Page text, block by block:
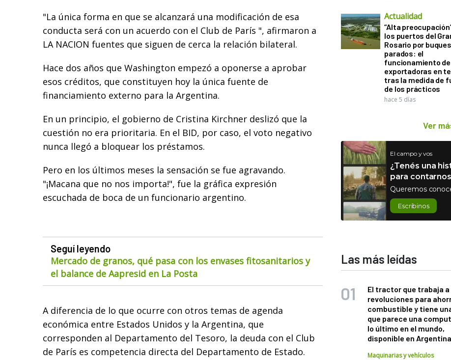
"La única forma en que se alcanzará una modificación de esa
conducta será con un acuerdo con el Club de París ", afirmaron a
LA NACION fuentes que siguen de cerca la relación bilateral.
Hace dos años que Washington empezó a oponerse a aprobar
esos créditos, que constituyen hoy la única fuente de
financiamiento externo para la Argentina.
En un principio, el gobierno de Cristina Kirchner deslizó que la
cuestión no era prioritaria. En el BID, por caso, el voto negativo
nunca llegó a bloquear los préstamos.
Pero en los últimos meses la sensación se fue agravando.
"¡Macana que no nos importa!", fue la gráfica expresión
escuchada de boca de un funcionario argentino.
Seguí leyendo
Mercado de granos, qué pasa con los envases fitosanitarios y
el balance de Aapresid en La Posta
A diferencia de lo que ocurre con otros temas de agenda
económica entre Estados Unidos y la Argentina, que
corresponden al Departamento del Tesoro, la deuda con el Club
de París es competencia directa del Departamento de Estado.
Actualidad
“Alta
los puertos del
Rosario por buques
parados: el
funcionamiento
exportadoras en
tras la medida de
de los prácticos
hace 5 días
Ver
El campo y vos
¿Tenés una
para
Queremos
Escribinos
Las más leídas
El tractor que trabaja a
revoluciones para
combustible y tiene
que parece una
lo último en el mundo,
disponible en Argentina
Maquinarias y vehículos